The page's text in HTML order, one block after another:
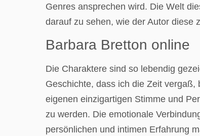
Genres ansprechen wird. Die Welt
darauf zu sehen, wie der Autor diese
Barbara Bretton online
Die Charaktere sind so lebendig
Geschichte, dass ich die Zeit
eigenen einzigartigen Stimme und
zu werden. Die emotionale
persönlichen und intimen Erfahrung